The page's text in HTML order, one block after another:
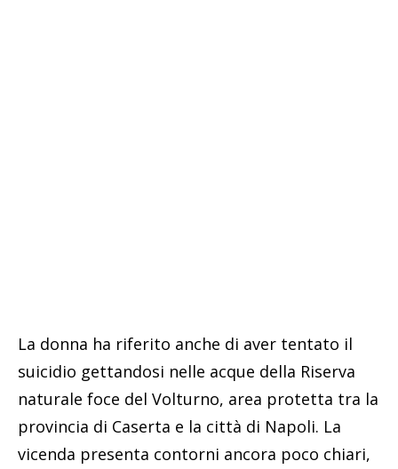
La donna ha riferito anche di aver tentato il
suicidio gettandosi nelle acque della Riserva
naturale foce del Volturno, area protetta tra la
provincia di Caserta e la città di Napoli. La
vicenda presenta contorni ancora poco chiari,